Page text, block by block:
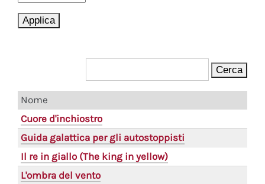
Nome
Cuore d'inchiostro
Guida galattica per gli autostoppisti
Il re in giallo (The king in yellow)
L'ombra del vento